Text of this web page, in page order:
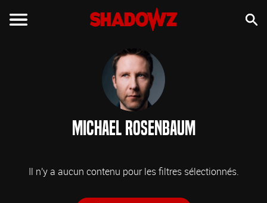
Michael Rosenbaum
Il n'y a aucun contenu pour les filtres sélectionnés.